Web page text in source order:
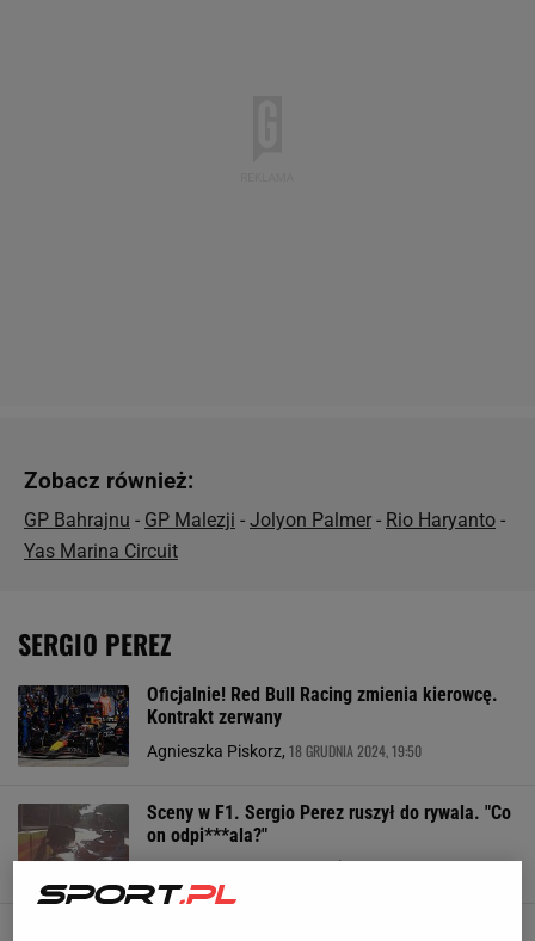
Zobacz również:
GP Bahrajnu - GP Malezji - Jolyon Palmer - Rio Haryanto -
Yas Marina Circuit
SERGIO PEREZ
Oficjalnie! Red Bull Racing zmienia kierowcę.
Kontrakt zerwany
Agnieszka Piskorz, 18 GRUDNIA 2024, 19:50
Sceny w F1. Sergio Perez ruszył do rywala. "Co
on odpi***ala?"